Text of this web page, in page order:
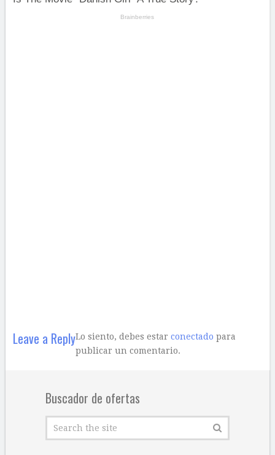
Leave a ReplyLo siento, debes estar conectado para
publicar un comentario.
Buscador de ofertas